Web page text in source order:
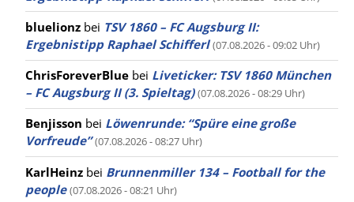
bluelionz bei TSV 1860 – FC Augsburg II:
Ergebnistipp Raphael Schifferl (07.08.2026 - 09:02 Uhr)
ChrisForeverBlue bei Liveticker: TSV 1860 München
– FC Augsburg II (3. Spieltag) (07.08.2026 - 08:29 Uhr)
Benjisson bei Löwenrunde: “Spüre eine große
Vorfreude” (07.08.2026 - 08:27 Uhr)
KarlHeinz bei Brunnenmiller 134 – Football for the
people (07.08.2026 - 08:21 Uhr)